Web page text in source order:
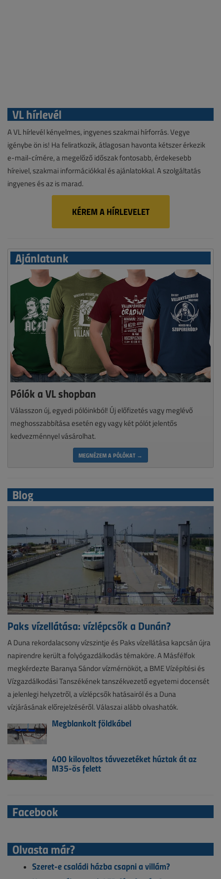
VL hírlevél
A VL hírlevél kényelmes, ingyenes szakmai hírforrás. Vegye
igénybe ön is! Ha feliratkozik, átlagosan havonta kétszer érkezik
e-mail-címére, a megelőző időszak fontosabb, érdekesebb
híreivel, szakmai információkkal és ajánlatokkal. A szolgáltatás
ingyenes és az is marad.
KÉREM A HÍRLEVELET
Ajánlatunk
Pólók a VL shopban
Válasszon új, egyedi pólóinkból! Új előfizetés vagy meglévő
meghosszabbítása esetén egy vagy két pólót jelentős
kedvezménnyel vásárolhat.
MEGNÉZEM A PÓLÓKAT →
Blog
Paks vízellátása: vízlépcsők a Dunán?
A Duna rekordalacsony vízszintje és Paks vízellátása kapcsán újra
napirendre került a folyógazdálkodás témaköre. A Másfélfok
megkérdezte Baranya Sándor vízmérnököt, a BME Vízépítési és
Vízgazdálkodási Tanszékének tanszékvezető egyetemi docensét
a jelenlegi helyzetről, a vízlépcsők hatásairól és a Duna
vízjárásának előrejelzéséről. Válaszai alább olvashatók.
Megblankolt földkábel
400 kilovoltos távvezetéket húztak át az
M35-ös felett
Facebook
Olvasta már?
Szeret-e családi házba csapni a villám?